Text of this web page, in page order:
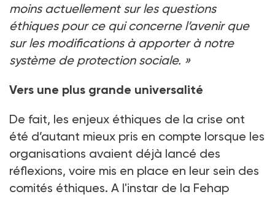
moins actuellement sur les questions
éthiques pour ce qui concerne l’avenir que
sur les modifications à apporter à notre
système de protection sociale. »
Vers une plus grande universalité
De fait, les enjeux éthiques de la crise ont
été d’autant mieux pris en compte lorsque les
organisations avaient déjà lancé des
réflexions, voire mis en place en leur sein des
comités éthiques. A l'instar de la Fehap